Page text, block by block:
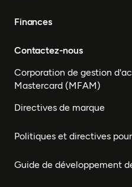
Finances
Contactez-nous
Corporation de gestion
Mastercard (MFAM)
Directives de marque
Politiques et directives
Guide de développement